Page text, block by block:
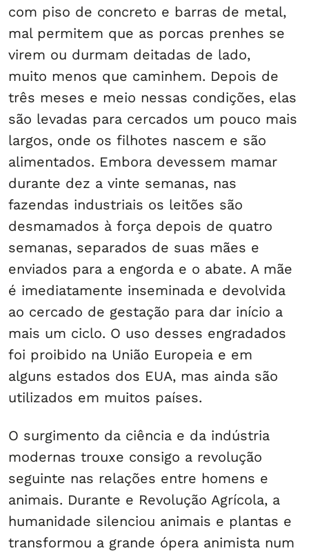
com piso de concreto e barras de metal,
mal permitem que as porcas prenhes se
virem ou durmam deitadas de lado,
muito menos que caminhem. Depois de
três meses e meio nessas condições, elas
são levadas para cercados um pouco mais
largos, onde os filhotes nascem e são
alimentados. Embora devessem mamar
durante dez a vinte semanas, nas
fazendas industriais os leitões são
desmamados à força depois de quatro
semanas, separados de suas mães e
enviados para a engorda e o abate. A mãe
é imediatamente inseminada e devolvida
ao cercado de gestação para dar início a
mais um ciclo. O uso desses engradados
foi proibido na União Europeia e em
alguns estados dos EUA, mas ainda são
utilizados em muitos países.
O surgimento da ciência e da indústria
modernas trouxe consigo a revolução
seguinte nas relações entre homens e
animais. Durante e Revolução Agrícola, a
humanidade silenciou animais e plantas e
transformou a grande ópera animista num